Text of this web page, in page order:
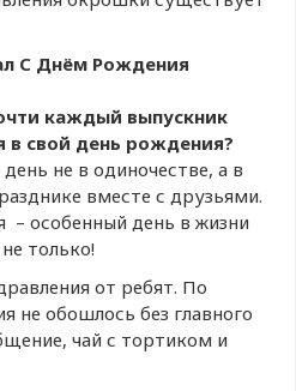
С Днём Рождения
каждый выпускник
в свой день рождения?
не в одиночестве, а в
вместе с друзьями.
– особенный день в жизни
только!
от ребят. По
не обошлось без главного
чай с тортиком и